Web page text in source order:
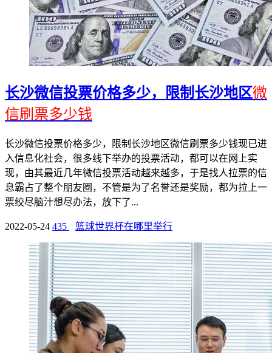
长沙微信投票价格多少，限制长沙地区微
信刷票多少钱
长沙微信投票价格多少，限制长沙地区微信刷票多少钱现已进
入信息化社会，很多线下举办的投票活动，都可以在网上实
现，由其最近几年微信投票活动越来越多，于是找人拉票的信
息霸占了整个朋友圈，不管是为了名誉还是奖励，都为拉上一
票绞尽脑汁想尽办法，放下了...
2022-05-24 435 篮球世界杯在哪里举行